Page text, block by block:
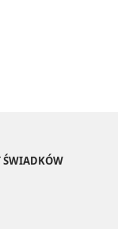
ŚWIADKÓW